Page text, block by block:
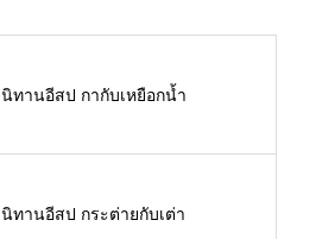
นิทานอีสป กากับเหยือกน้ำ
นิทานอีสป กระต่ายกับเต่า